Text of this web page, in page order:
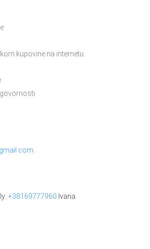
kupovine na internetu
+38169777960 Ivana